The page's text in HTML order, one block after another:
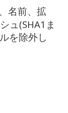
名前、拡
ュ(SHA1ま
を除外し